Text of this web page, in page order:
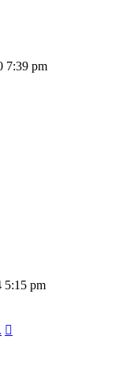
7:39 pm
5:15 pm